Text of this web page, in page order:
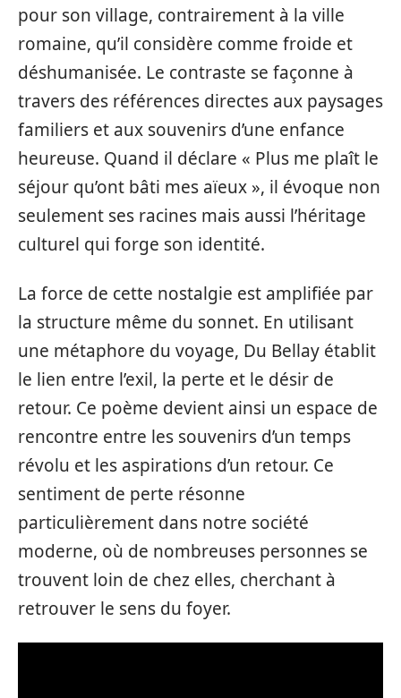
pour son village, contrairement à la ville
romaine, qu’il considère comme froide et
déshumanisée. Le contraste se façonne à
travers des références directes aux paysages
familiers et aux souvenirs d’une enfance
heureuse. Quand il déclare « Plus me plaît le
séjour qu’ont bâti mes aïeux », il évoque non
seulement ses racines mais aussi l’héritage
culturel qui forge son identité.
La force de cette nostalgie est amplifiée par
la structure même du sonnet. En utilisant
une métaphore du voyage, Du Bellay établit
le lien entre l’exil, la perte et le désir de
retour. Ce poème devient ainsi un espace de
rencontre entre les souvenirs d’un temps
révolu et les aspirations d’un retour. Ce
sentiment de perte résonne
particulièrement dans notre société
moderne, où de nombreuses personnes se
trouvent loin de chez elles, cherchant à
retrouver le sens du foyer.